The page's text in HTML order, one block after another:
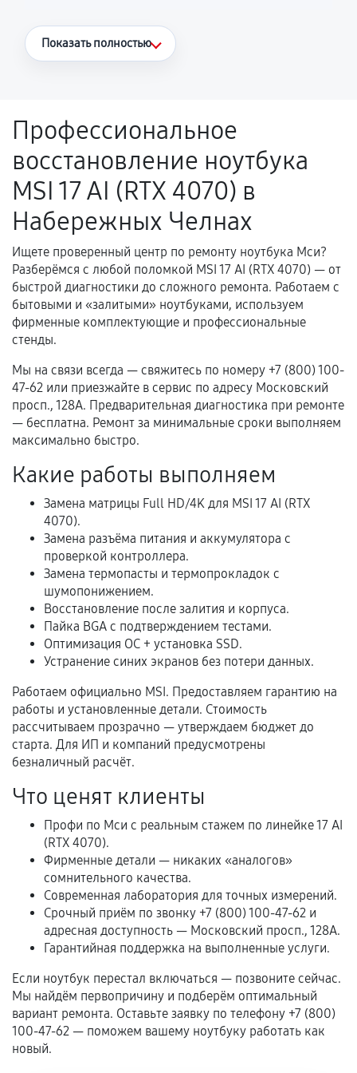
Что считается гарантийным случаем
Поломка установленной детали при
нормальной эксплуатации в течение
гарантийного срока.
Несоответствие комплектующей заявленным
техническим характеристикам.
Документы для подтверждения
гарантии
Акт выполненных работ с датой, перечнем
услуг и сроком гарантии.
Документы на установленные комплектующие
и кассовый чек.
Расширенная гарантия
В некоторых случаях возможно оформление
расширенной гарантии. Стоимость, сроки и
условия продления согласовываются отдельно и
фиксируются в документах.
Когда гарантия не действует
Нарушение правил эксплуатации,
механические повреждения, попадание влаги,
перегрев, коррозия.
Самостоятельный ремонт или вмешательство
третьих лиц.
Естественный износ деталей, если иное не
Обращение после окончания гарантийного
срока.
Программные сбои, если это не указано в
отдельных условиях.
Если комплектующие куплены
самостоятельно
Гарантия на выполненные работы может
сохраняться полностью или частично, если
Показать полностью
Профессиональное
восстановление ноутбука
MSI 17 AI (RTX 4070) в
Набережных Челнах
Ищете проверенный центр по ремонту ноутбука Мси?
Разберёмся с любой поломкой MSI 17 AI (RTX 4070) — от
быстрой диагностики до сложного ремонта. Работаем с
бытовыми и «залитыми» ноутбуками, используем
фирменные комплектующие и профессиональные
стенды.
Мы на связи всегда — свяжитесь по номеру +7 (800) 100-
47-62 или приезжайте в сервис по адресу Московский
просп., 128А. Предварительная диагностика при ремонте
— бесплатна. Ремонт за минимальные сроки выполняем
максимально быстро.
Какие работы выполняем
Замена матрицы Full HD/4K для MSI 17 AI (RTX
4070).
Замена разъёма питания и аккумулятора с
проверкой контроллера.
Замена термопасты и термопрокладок с
шумопонижением.
Восстановление после залития и корпуса.
Пайка BGA с подтверждением тестами.
Оптимизация ОС + установка SSD.
Устранение синих экранов без потери данных.
Работаем официально MSI. Предоставляем гарантию на
работы и установленные детали. Стоимость
рассчитываем прозрачно — утверждаем бюджет до
старта. Для ИП и компаний предусмотрены
безналичный расчёт.
Что ценят клиенты
Профи по Мси с реальным стажем по линейке 17 AI
(RTX 4070).
Фирменные детали — никаких «аналогов»
сомнительного качества.
Современная лаборатория для точных измерений.
Срочный приём по звонку +7 (800) 100-47-62 и
адресная доступность — Московский просп., 128А.
Гарантийная поддержка на выполненные услуги.
Если ноутбук перестал включаться — позвоните сейчас.
Мы найдём первопричину и подберём оптимальный
вариант ремонта. Оставьте заявку по телефону +7 (800)
100-47-62 — поможем вашему ноутбуку работать как
новый.